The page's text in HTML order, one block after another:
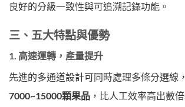
良好的分級一致性與可追溯記錄功能。
三、五大特點與優勢
1. 高速運轉，產量提升
先進的多通道設計可同時處理多條分選線
7000~15000顆果品 ，比人工效率高出數